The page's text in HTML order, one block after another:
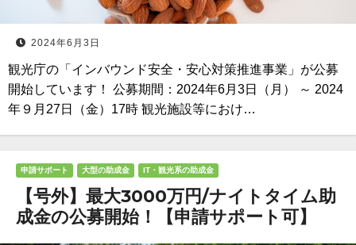
2024年6月3日
観光庁の「インバウンド安全・安心対策推進事業」が公募
開始しています！ 公募期間：2024年6月3日（月） ～ 2024
年９月27日（金）17時 観光施設等におけ…
申請サポート 大型の助成金 IT・観光系の助成金
【号外】最大3000万円/ナイトタイム助
成金の公募開始！【申請サポート可】